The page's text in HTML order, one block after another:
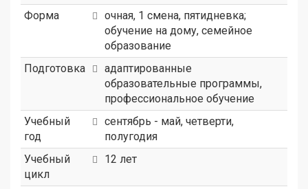
Форма
очная, 1 смена, пятидневка;
обучение на дому, семейное
образование
Подготовка
адаптированные
образовательные программы,
профессиональное обучение
Учебный
год
сентябрь - май, четверти,
полугодия
Учебный
цикл
12 лет